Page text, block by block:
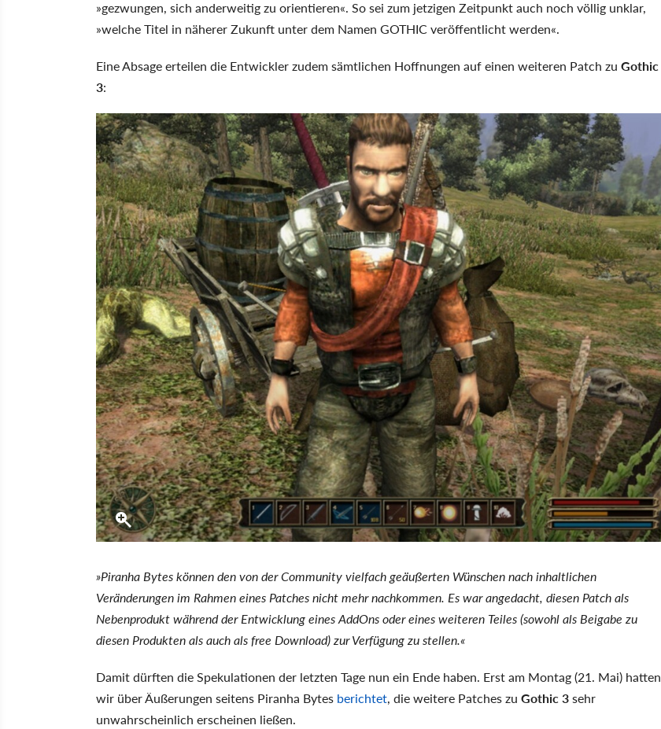
»gezwungen, sich anderweitig zu orientieren«. So sei zum jetzigen Zeitpunkt auch noch völlig unklar,
»welche Titel in näherer Zukunft unter dem Namen GOTHIC veröffentlicht werden«.
Eine Absage erteilen die Entwickler zudem sämtlichen Hoffnungen auf einen weiteren Patch zu Gothic
3:
»Piranha Bytes können den von der Community vielfach geäußerten Wünschen nach inhaltlichen
Veränderungen im Rahmen eines Patches nicht mehr nachkommen. Es war angedacht, diesen Patch als
Nebenprodukt während der Entwicklung eines AddOns oder eines weiteren Teiles (sowohl als Beigabe zu
diesen Produkten als auch als free Download) zur Verfügung zu stellen.«
Damit dürften die Spekulationen der letzten Tage nun ein Ende haben. Erst am Montag (21. Mai) hatten
wir über Äußerungen seitens Piranha Bytes berichtet, die weitere Patches zu Gothic 3sehr
unwahrscheinlich erscheinen ließen.